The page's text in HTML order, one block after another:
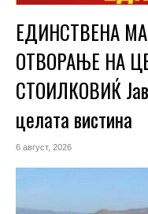
ЕДИНСТВЕНА
ОТВОРАЊЕ НА
СТОИЛКОВИЌ
целата вистина
6 август, 2026